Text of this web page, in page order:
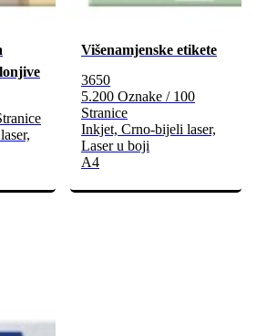
Višenamjenske etikete
3650
5.200 Oznake / 100
Stranice
Inkjet, Crno-bijeli laser,
Laser u boji
A4